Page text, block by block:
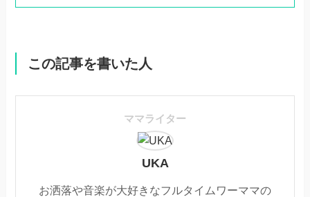
この記事を書いた人
ママライター
UKA
お洒落や音楽が大好きなフルタイムワーママの